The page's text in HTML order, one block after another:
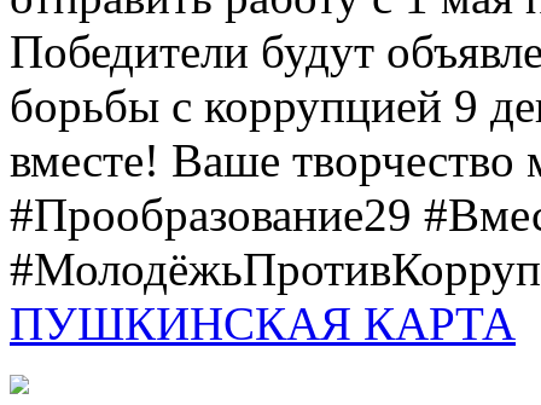
Победители будут
борьбы с коррупцией 9
вместе! Ваше творчество
#Прообразование29
ПУШКИНСКАЯ КАРТА